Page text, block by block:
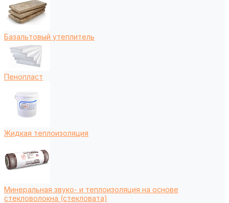
Базальтовый утеплитель
Пенопласт
Жидкая теплоизоляция
Минеральная звуко- и теплоизоляция на основе
стекловолокна (стекловата)